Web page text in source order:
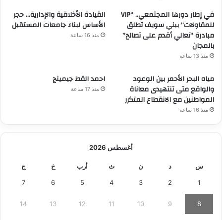
في إطار دورها المجتمعي.. “VIP
للمقاولات” ببني سويف تطلق
مبادرة “تعالي أقدم على تصالح”
بالمجان
منذ 13 ساعة
القيادة الأخلاقية والإدارية… حجر
الأساس لبناء جامعات المستقبل
منذ 16 ساعة
مياه البحر الأحمر بين الوعود
والواقع متى تنتهيدى معاناة
المواطنين مع الانقطاع المتكرر
منذ 16 ساعة
احمد القط جيمينج
منذ 17 ساعة
أغسطس 2026
س د ن ث أرب خ ج
1
2
3
4
5
6
7
8
9
10
11
12
13
14